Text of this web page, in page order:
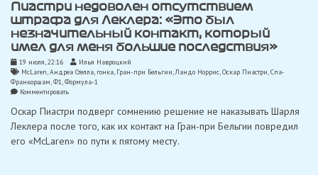
Пиастри недоволен отсутствием
штрафа для Леклера: «Это был
незначительный контакт, который
имел для меня большие последствия»
19 июля, 22:16
Илья Навроцкий
McLaren,Андреа Стелла, гонка, Гран-при Бельгии,Ландо Норрис,Оскар Пиастри,Спа-
Франкоршам,Ф1,Формула-1
Комментироватьon
недоволен
штрафа
для
Оскар Пиастри подверг сомнению решение не наказывать Шарля
Леклера после того, как их контакт на Гран-при Бельгии повредил
его «McLaren» по пути к пятому месту.